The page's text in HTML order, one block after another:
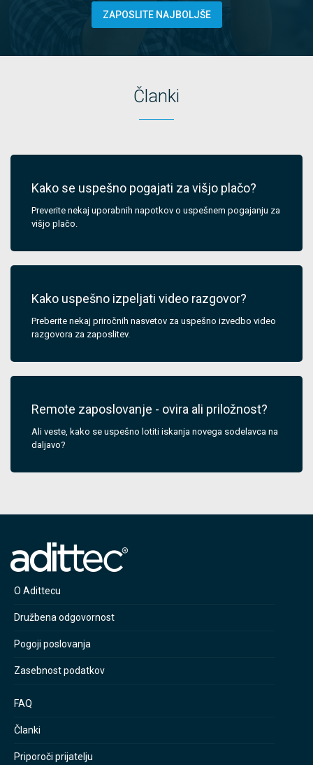
ZAPOSLITE NAJBOLJŠE
Članki
Kako se uspešno pogajati za višjo plačo?
Preverite nekaj uporabnih napotkov o uspešnem pogajanju za
višjo plačo.
Kako uspešno izpeljati video razgovor?
Preberite nekaj priročnih nasvetov za uspešno izvedbo video
razgovora za zaposlitev.
Remote zaposlovanje - ovira ali priložnost?
Ali veste, kako se uspešno lotiti iskanja novega sodelavca na
daljavo?
O Adittecu
Družbena odgovornost
Pogoji poslovanja
Zasebnost podatkov
FAQ
Članki
Priporoči prijatelju